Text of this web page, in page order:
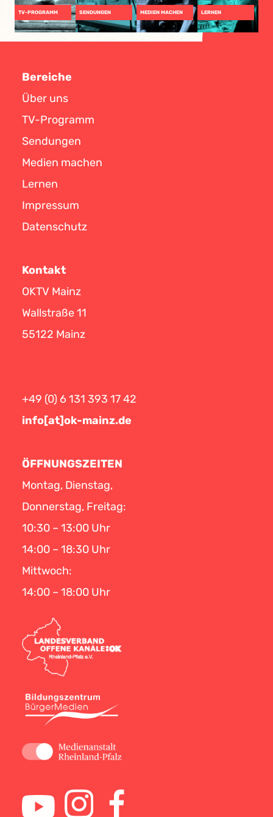
TV-PROGRAMM SENDUNGEN MEDIEN MACHEN LERNEN
Bereiche
Über uns
TV-Programm
Sendungen
Medien machen
Lernen
Impressum
Datenschutz
Kontakt
OKTV Mainz
Wallstraße 11
55122 Mainz
+49 (0) 6 131 393 17 42
info[at]ok-mainz.de
ÖFFNUNGSZEITEN
Montag, Dienstag,
Donnerstag, Freitag:
10:30 – 13:00 Uhr
14:00 – 18:30 Uhr
Mittwoch:
14:00 – 18:00 Uhr